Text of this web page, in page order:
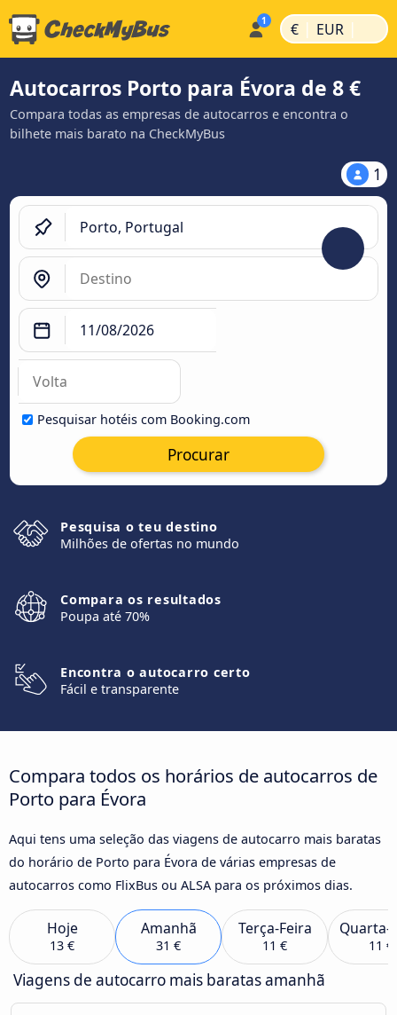
€ | EUR |
Autocarros Porto para Évora de 8 €
Compara todas as empresas de autocarros e encontra o
bilhete mais barato na CheckMyBus
1
Pesquisar hotéis com Booking.com
Procurar
Pesquisa o teu destino
Milhões de ofertas no mundo
Compara os resultados
Poupa até 70%
Encontra o autocarro certo
Fácil e transparente
Compara todos os horários de autocarros de
Porto para Évora
Aqui tens uma seleção das viagens de autocarro mais baratas
do horário de Porto para Évora de várias empresas de
autocarros como FlixBus ou ALSA para os próximos dias.
Hoje
13 €
Amanhã
31 €
Terça-Feira
11 €
Quarta-
11 €
Viagens de autocarro mais baratas amanhã